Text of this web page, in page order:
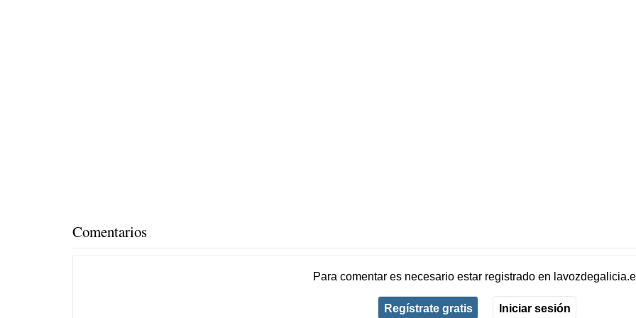
Comentarios
Para comentar es necesario estar registradoen
Regístrate gratis Iniciar sesión